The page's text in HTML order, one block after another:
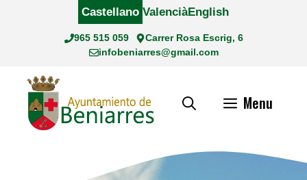
965 515 059
Carrer Rosa Escrig, 6
infobeniarres@gmail.com
Castellano ValenciàEnglish
Menu